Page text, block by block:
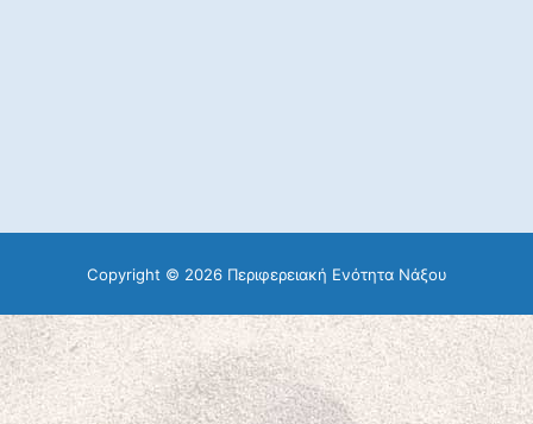
Copyright © 2026 Περιφερειακή Ενότητα Νάξου